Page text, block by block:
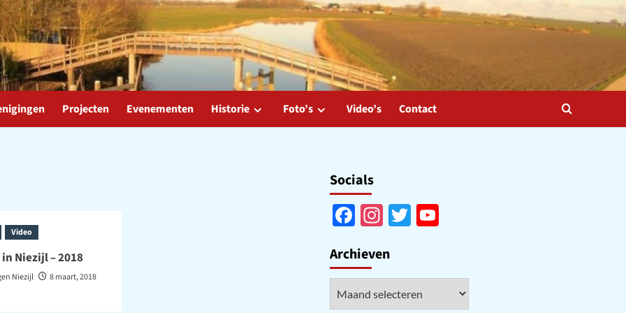
Projecten Evenementen Historie Foto’s Video’s Contact
Video
Niezijl – 2018
Niezijl
8 maart, 2018
Socials
Facebook
Instagram
Twitter
YouTube
Archieven